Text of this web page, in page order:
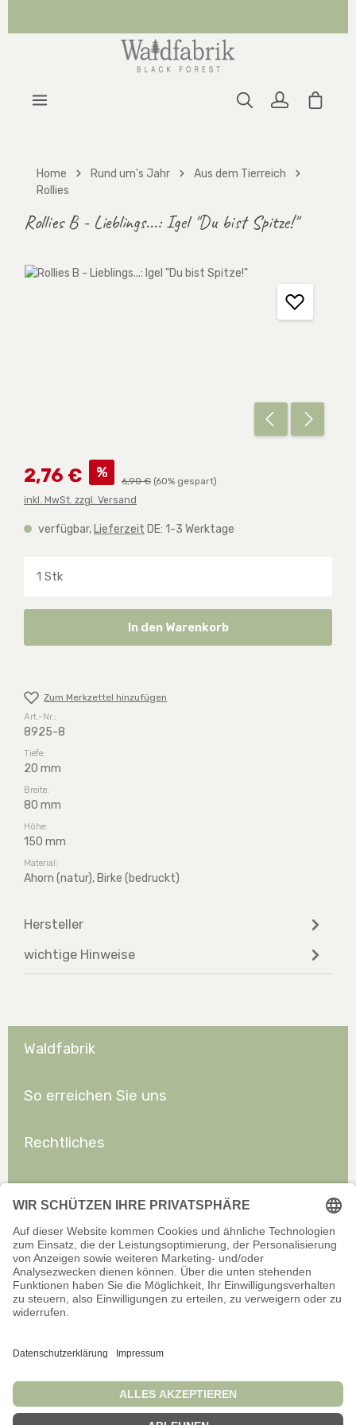
Home Rund um's Jahr
Aus dem Tierreich
Rollies
Rollies B - Lieblings...: Igel "Du bist Spitze!"
Bildergalerie überspringen
Verkaufspreis:
2,76 € % Regulärer Preis:
6,90 € (60% gespart)
inkl. MwSt. zzgl. Versand
verfügbar, Lieferzeit DE: 1-3 Werktage
In den Warenkorb
Zum Merkzettel hinzufügen
Art.-Nr.:
8925-8
Tiefe:
20 mm
Breite:
80 mm
Höhe:
150 mm
Material:
Ahorn (natur), Birke (bedruckt)
Hersteller
wichtige Hinweise
Waldfabrik
So erreichen Sie uns
Rechtliches
Offizieller Onlineshop für Privatkunden. Alle Preise inkl. gesetzl.
Wir sind stets bemüht, aktuelle und vollständige Informationen auf